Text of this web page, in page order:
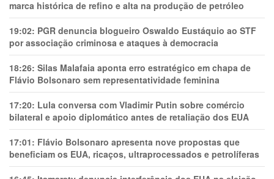
marca histórica de refino e alta na produção de petróleo
19:02: PGR denuncia blogueiro Oswaldo Eustáquio ao STF
por associação criminosa e ataques à democracia
18:26: Silas Malafaia aponta erro estratégico em chapa de
Flávio Bolsonaro sem representatividade feminina
17:20: Lula conversa com Vladimir Putin sobre comércio
bilateral e apoio diplomático antes de retaliação dos EUA
17:01: Flávio Bolsonaro apresenta nove propostas que
beneficiam os EUA, ricaços, ultraprocessados e petrolíferas